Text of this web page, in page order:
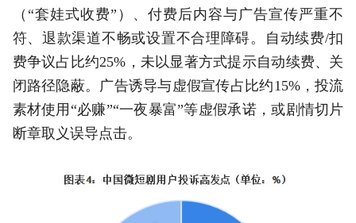
（“套娃式收费”）、付费后内容与广告宣传严重不
符、退款渠道不畅或设置不合理障碍。自动续费/扣
费争议占比约25%，未以显著方式提示自动续费、关
闭路径隐蔽。广告诱导与虚假宣传占比约15%，投流
素材使用“必赚”“一夜暴富”等虚假承诺，或剧情切片
断章取义误导点击。